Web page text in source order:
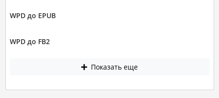
WPD до EPUB
WPD до FB2
Показать еще